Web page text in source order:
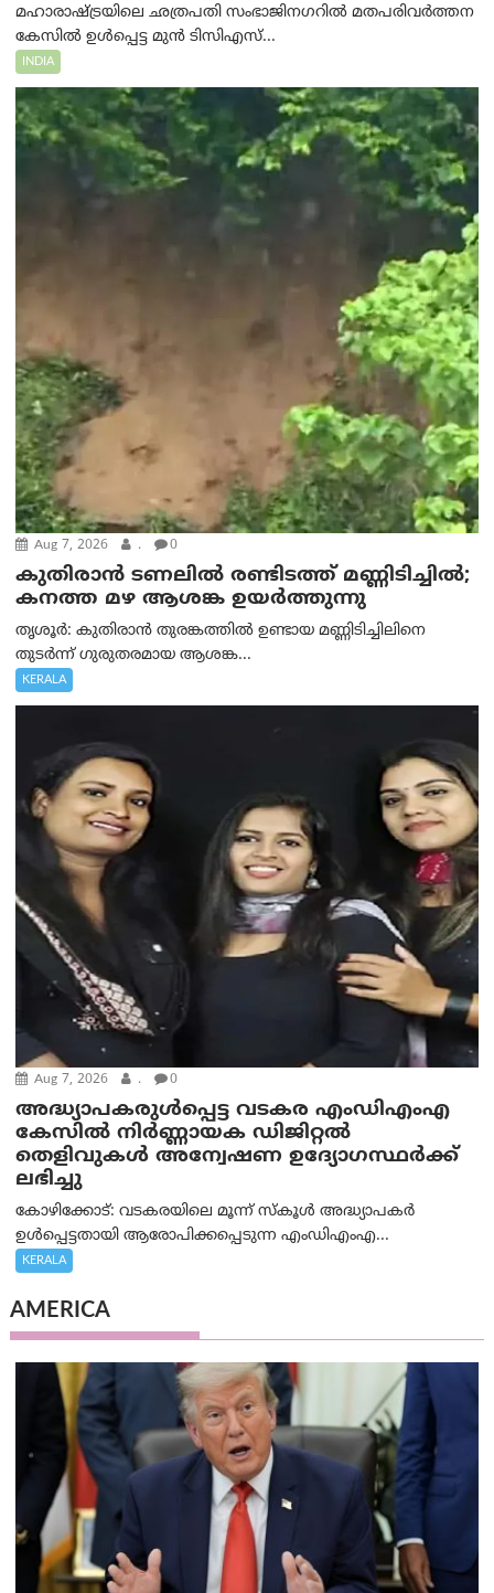
മഹാരാഷ്ട്രയിലെ ഛത്രപതി സംഭാജിനഗറിൽ മതപരിവർത്തന
കേസിൽ ഉൾപ്പെട്ട മുൻ ടിസിഎസ്...
INDIA
Aug 7, 2026 . 0
കുതിരാൻ ടണലിൽ രണ്ടിടത്ത് മണ്ണിടിച്ചിൽ;
കനത്ത മഴ ആശങ്ക ഉയർത്തുന്നു
തൃശൂർ: കുതിരാൻ തുരങ്കത്തിൽ ഉണ്ടായ മണ്ണിടിച്ചിലിനെ
തുടർന്ന് ഗുരുതരമായ ആശങ്ക...
KERALA
Aug 7, 2026 . 0
അദ്ധ്യാപകരുള്‍പ്പെട്ട വടകര എംഡി‌എം‌എ
കേസില്‍ നിര്‍ണ്ണായക ഡിജിറ്റല്‍
തെളിവുകള്‍ അന്വേഷണ ഉദ്യോഗസ്ഥര്‍ക്ക്
ലഭിച്ചു
കോഴിക്കോട്: വടകരയിലെ മൂന്ന് സ്കൂൾ അദ്ധ്യാപകർ
ഉൾപ്പെട്ടതായി ആരോപിക്കപ്പെടുന്ന എംഡിഎംഎ...
KERALA
AMERICA